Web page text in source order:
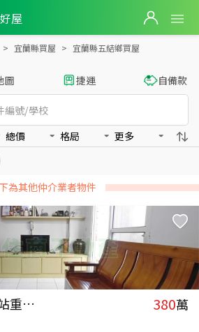
屋
鄉買房：公寓房屋物件出售、房價分析
宜蘭縣買屋 宜蘭縣五結鄉買屋
圖 捷運 自備款
總價 格局 更多
為其他仲介業者物件
傳藝直直開羅東後站重疊車位美宅 380萬